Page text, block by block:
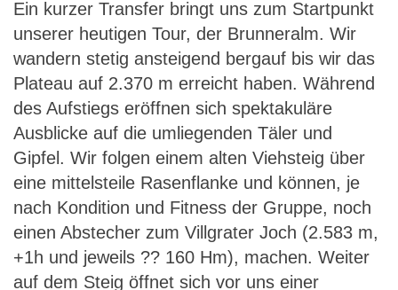
Ein kurzer Transfer bringt uns zum Startpunkt
unserer heutigen Tour, der Brunneralm. Wir
wandern stetig ansteigend bergauf bis wir das
Plateau auf 2.370 m erreicht haben. Während
des Aufstiegs eröffnen sich spektakuläre
Ausblicke auf die umliegenden Täler und
Gipfel. Wir folgen einem alten Viehsteig über
eine mittelsteile Rasenflanke und können, je
nach Kondition und Fitness der Gruppe, noch
einen Abstecher zum Villgrater Joch (2.583 m,
+1h und jeweils ?? 160 Hm), machen. Weiter
auf dem Steig öffnet sich vor uns einer